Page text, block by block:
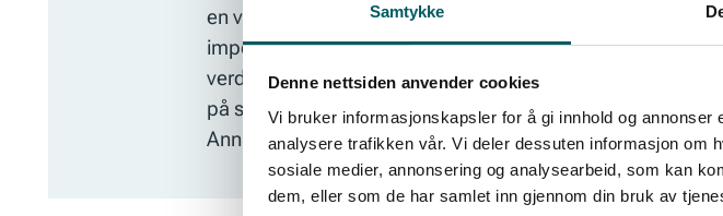
Samtykke
Denne nettsiden anvender cookies
Vi bruker informasjonskapsler for å gi innhold og
analysere trafikken vår. Vi deler dessuten informasjon om
sosiale medier, annonsering og analysearbeid, som kan
dem, eller som de har samlet inn gjennom din bruk av
en variert portefølje av kurs som fokuserer på tale- og
imponerende bakgrunn innen internasjonale
verdensscenen. Hun er dypt forankret i troen på at
på scenen og for å forbedre materiale og fremføring
Annika vekt på å skape en interaktiv lærings opplevelse